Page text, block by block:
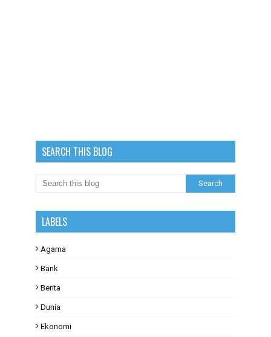
SEARCH THIS BLOG
LABELS
Agama
Bank
Berita
Dunia
Ekonomi